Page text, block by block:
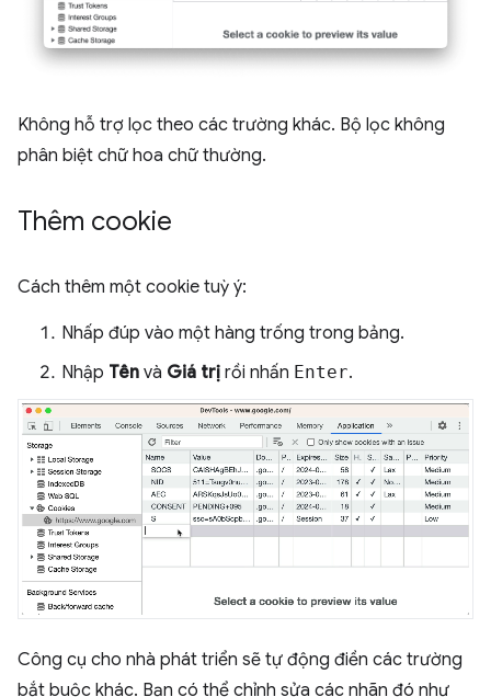
Không hỗ trợ lọc theo các trường khác. Bộ lọc không
phân biệt chữ hoa chữ thường.
Thêm cookie
Cách thêm một cookie tuỳ ý:
Nhấp đúp vào một hàng trống trong bảng.
Nhập Tên và Giá trị rồi nhấn Enter.
Công cụ cho nhà phát triển sẽ tự động điền các trường
bắt buộc khác. Bạn có thể chỉnh sửa các nhãn đó như